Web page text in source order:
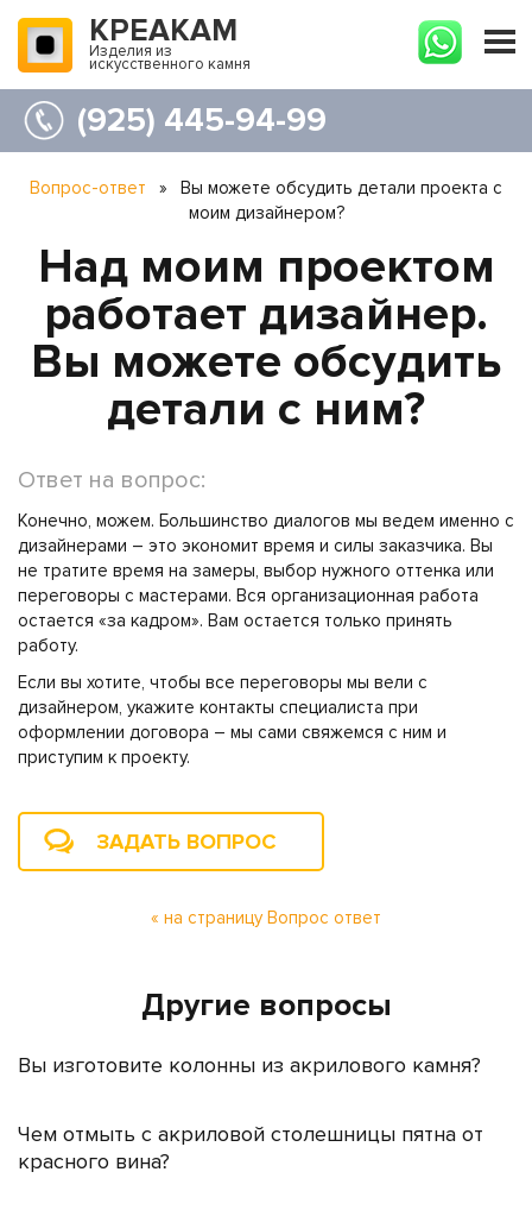
КРЕАКАМ
Изделия из
искусственного камня
(925) 445-94-99
Вопрос-ответ »
Вы можете обсудить детали проекта с
моим дизайнером?
Над моим проектом
работает дизайнер.
Вы можете обсудить
детали с ним?
Ответ на вопрос:
Конечно, можем. Большинство диалогов мы ведем именно с
дизайнерами – это экономит время и силы заказчика. Вы
не тратите время на замеры, выбор нужного оттенка или
переговоры с мастерами. Вся организационная работа
остается «за кадром». Вам остается только принять
работу.
Если вы хотите, чтобы все переговоры мы вели с
дизайнером, укажите контакты специалиста при
оформлении договора – мы сами свяжемся с ним и
приступим к проекту.
ЗАДАТЬ ВОПРОС
« на страницу Вопрос ответ
Другие вопросы
Вы изготовите колонны из акрилового камня?
Чем отмыть с акриловой столешницы пятна от
красного вина?